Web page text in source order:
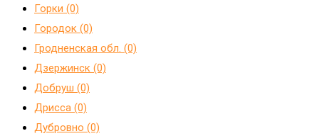
Горки (0)
Городок (0)
Гродненская обл. (0)
Дзержинск (0)
Добруш (0)
Дрисса (0)
Дубровно (0)